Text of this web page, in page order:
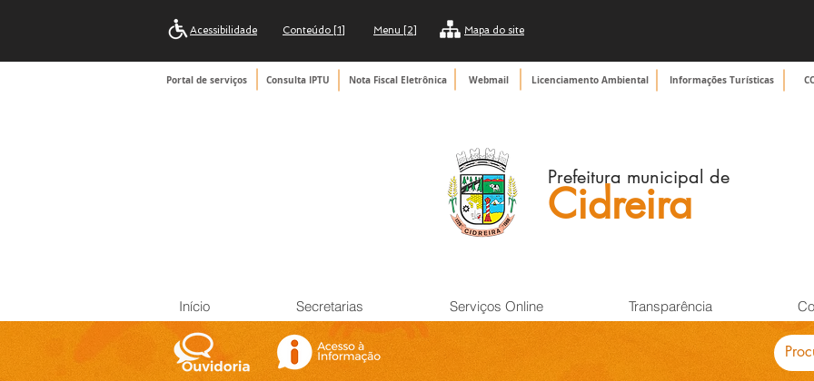
Acessibilidade Conteúdo [1] Menu [2] Mapa do site
Portal de serviços Consulta IPTU Nota Fiscal Eletrônica Webmail Licenciamento Ambiental Informações Turísticas
Prefeitura municipal de
Cidreira
Início Secretarias Serviços Online Transparência